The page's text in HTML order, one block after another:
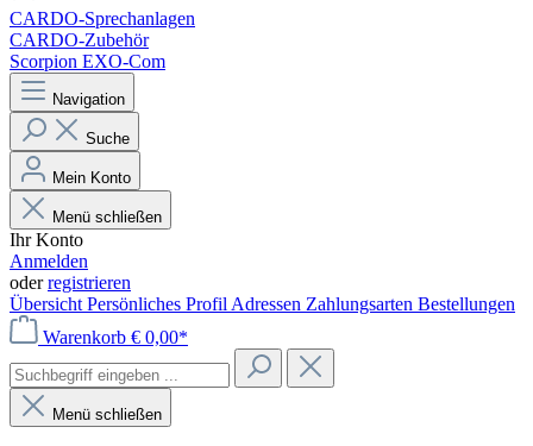
CARDO-Sprechanlagen
CARDO-Zubehör
Scorpion EXO-Com
Navigation
Suche
Mein Konto
Menü schließen
Ihr Konto
Anmelden
oderregistrieren
Übersicht Persönliches Profil Adressen Zahlungsarten Bestellungen
Warenkorb € 0,00*
Menü schließen